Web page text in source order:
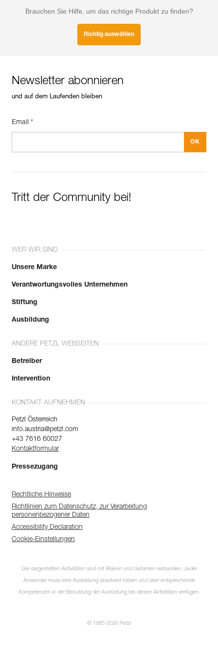
Brauchen Sie Hilfe, um das richtige Produkt zu finden?
Richtig auswählen
Newsletter abonnieren
und auf dem Laufenden bleiben
Email *
Tritt der Community bei!
WER WIR SIND
Unsere Marke
Verantwortungsvolles Unternehmen
Stiftung
Ausbildung
ANDERE PETZL WEBSEITEN
Betreiber
Intervention
KONTAKT AUFNEHMEN
Petzl Österreich
info.austria@petzl.com
+43 7616 60027
Kontaktformular
Pressezugang
Rechtliche Hinweise
Richtlinien zum Datenschutz, zur Verarbeitung
personenbezogener Daten
Accessibility Declaration
Cookie-Einstellungen
Die dargestellten Aktivitäten sind mit Risiken und Gefahren verbunden. Jeder
Anwender muss eine Ausbildung absolviert haben und über entsprechende
Kompetenzen in der Benutzung der Ausrüstung bei diesen Aktivitäten verfügen.
© 1995-2026 Petzl